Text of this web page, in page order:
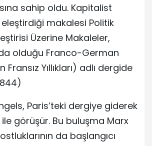
sahip oldu. Kapitalist
eleştirdiği makalesi Politik
Üzerine Makaleler,
olduğu Franco-German
Yıllıkları) adlı dergide
Paris’teki dergiye giderek
görüşür. Bu buluşma Marx
da başlangıcı